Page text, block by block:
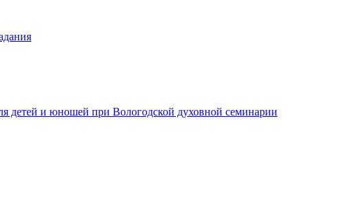
детей и юношей при Вологодской духовной семинарии